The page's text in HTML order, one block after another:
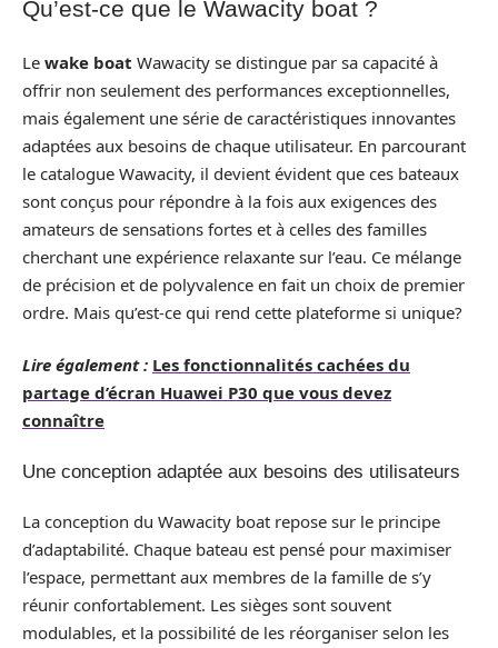
Qu’est-ce que le Wawacity boat ?
Le wake boat Wawacity se distingue par sa capacité à
offrir non seulement des performances exceptionnelles,
mais également une série de caractéristiques innovantes
adaptées aux besoins de chaque utilisateur. En parcourant
le catalogue Wawacity, il devient évident que ces bateaux
sont conçus pour répondre à la fois aux exigences des
amateurs de sensations fortes et à celles des familles
cherchant une expérience relaxante sur l’eau. Ce mélange
de précision et de polyvalence en fait un choix de premier
ordre. Mais qu’est-ce qui rend cette plateforme si unique?
Lire également : Les fonctionnalités cachées du
partage d’écran Huawei P30 que vous devez
connaître
Une conception adaptée aux besoins des utilisateurs
La conception du Wawacity boat repose sur le principe
d’adaptabilité. Chaque bateau est pensé pour maximiser
l’espace, permettant aux membres de la famille de s’y
réunir confortablement. Les sièges sont souvent
modulables, et la possibilité de les réorganiser selon les